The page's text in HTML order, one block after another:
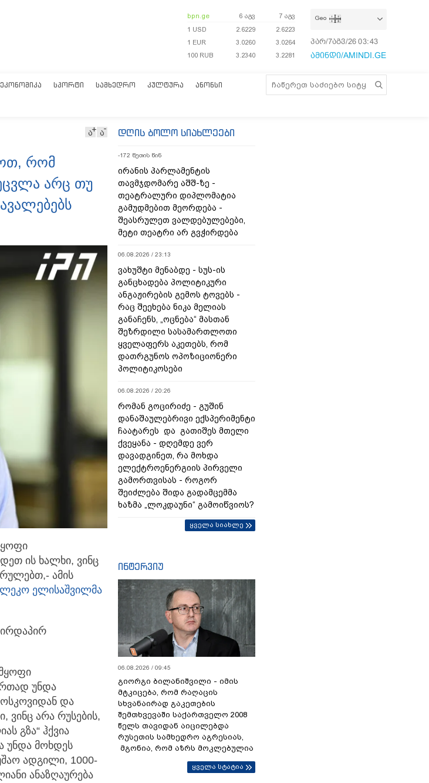
bpn.ge 6 აგვ
7 აგვ
1 USD
2.6229
2.6223
1 EUR
3.0260
3.0264
100 RUB
3.2340 3.2281
Geo
პარ/7აგვ/26 03:43:58
ამინდი/AMINDI.GE
ᲔᲙᲝᲜᲝᲛᲘᲙᲐ ᲡᲞᲝᲠᲢᲘ ᲡᲐᲛᲮᲔᲓᲠᲝ ᲙᲣᲚᲢᲣᲠᲐ ᲐᲜᲝᲜᲡᲘ
ა ა
რომ
არც თუ
ის ხალხი, ვინც
ამის
ელისაშვილმა
უნდა
და
ვინც არა რუსების,
გზა“ ჰქვია
უნდა მოხდეს
ადგილი, 1000-
ანაზღაურება
დღის ბოლო სიახლეები
-172 წუთის წინ
ირანის პარლამენტის
თავმჯდომარე აშშ-ზე -
თეატრალური დიპლომატია
გამუდმებით მეორდება -
შეასრულეთ ვალდებულებები,
მეტი თეატრი არ გვჭირდება
06.08.2026 / 23:13
ვახუშტი მენაბდე - სუს-ის
განცხადება პოლიტიკური
ანგაჟირების გემოს ტოვებს -
რაც შეეხება ნიკა მელიას
განაჩენს, „ოცნება“ მასთან
შეზრდილი სასამართლოთი
ყველაფერს აკეთებს, რომ
დათრგუნოს ოპოზიციონერი
პოლიტიკოსები
06.08.2026 / 20:26
რომან გოცირიძე - გუშინ
დანაშაულებრივი ექსპერიმენტი
ჩაატარეს და გათიშეს მთელი
ქვეყანა - დღემდე ვერ
დავადგინეთ, რა მოხდა
ელექტროენერგიის პირველი
გამორთვისას - როგორ
შეიძლება შიდა გადამცემმა
ხაზმა „ლოკდაუნი“ გამოიწვიოს?
ყველა სიახლე
ინტერვიუ
06.08.2026 / 09:45
გიორგი ბილანიშვილი - იმის
მტკიცება, რომ რაღაცის
სხვანაირად გაკეთების
შემთხვევაში საქართველო 2008
წელს თავიდან აიცილებდა
რუსეთის სამხედრო აგრესიას,
მგონია, რომ აზრს მოკლებულია
ყველა სტატია